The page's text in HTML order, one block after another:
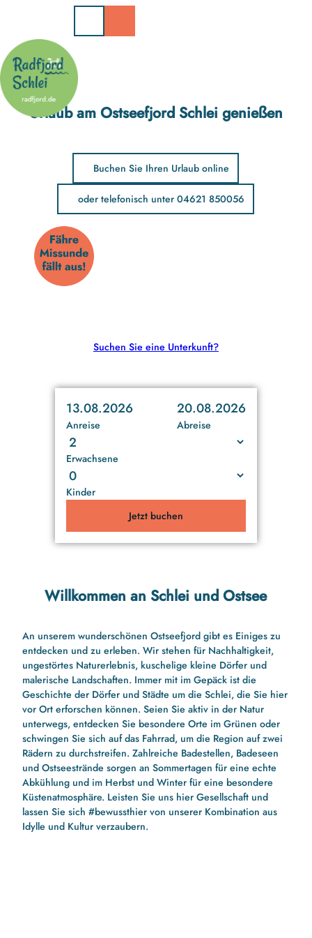
n
h
a
Urlaub am Ostseefjord Schlei genießen
Buchen Sie Ihren Urlaub online
oder telefonisch unter 04621 850056
Suchen Sie eine Unterkunft?
Anreise
13.08.2026
Abreise
20.08.2026
Erwachsene
Kinder
Jetzt buchen
Willkommen an Schlei und Ostsee
An unserem wunderschönen Ostseefjord gibt es Einiges zu
entdecken und zu erleben. Wir stehen für Nachhaltigkeit,
ungestörtes Naturerlebnis, kuschelige kleine Dörfer und
malerische Landschaften. Immer mit im Gepäck ist die
Geschichte der Dörfer und Städte um die Schlei, die Sie hier
vor Ort erforschen können. Seien Sie aktiv in der Natur
unterwegs, entdecken Sie besondere Orte im Grünen oder
schwingen Sie sich auf das Fahrrad, um die Region auf zwei
Rädern zu durchstreifen. Zahlreiche Badestellen, Badeseen
und Ostseestrände sorgen an Sommertagen für eine echte
Abkühlung und im Herbst und Winter für eine besondere
Küstenatmosphäre. Leisten Sie uns hier Gesellschaft und
lassen Sie sich #bewussthier von unserer Kombination aus
Idylle und Kultur verzaubern.